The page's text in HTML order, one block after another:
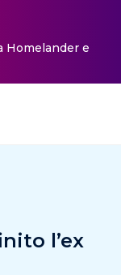
Homelander e
l’ex